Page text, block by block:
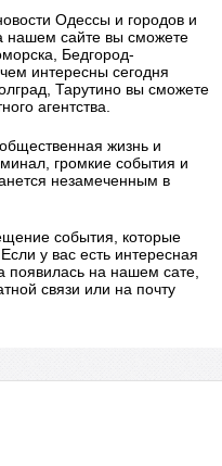
Одессы и городов и
нашем сайте вы сможете
Бедгород-
интересны сегодня
Тарутино вы сможете
агентства.
жизнь и
громкие события и
незамеченным в
события, которые
у вас есть интересная
появилась на нашем сате,
связи или на почту